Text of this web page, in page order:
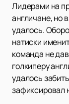
Лидерами на
англичане, но
удалось.
натиски
команда не
голкиперу
удалось
зафиксировал